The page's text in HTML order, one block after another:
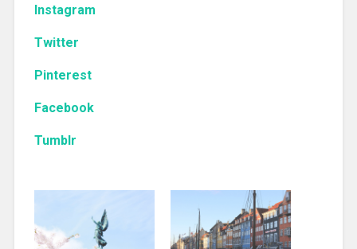
Instagram
Twitter
Pinterest
Facebook
Tumblr